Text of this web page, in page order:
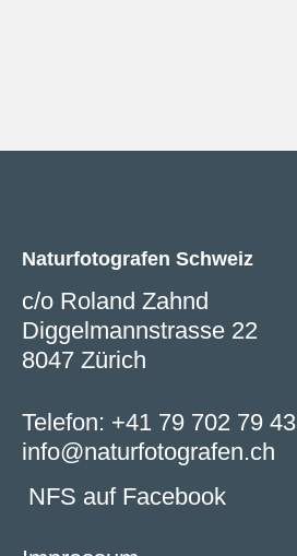
Naturfotografen Schweiz
c/o Roland Zahnd
Diggelmannstrasse 22
8047 Zürich
Telefon: +41 79 702 79 43
info@naturfotografen.ch
NFS auf Facebook